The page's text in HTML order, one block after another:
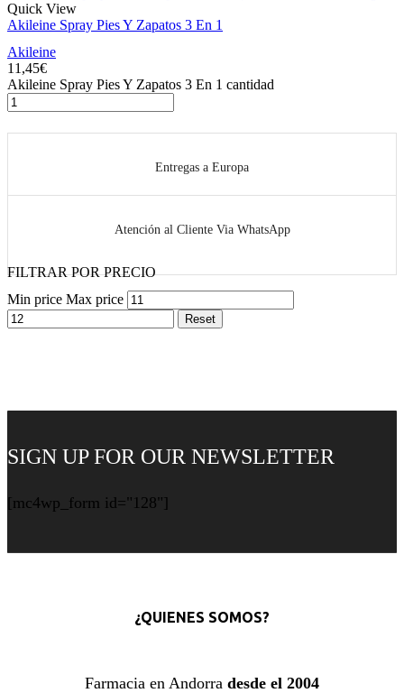
Quick View
Akileine Spray Pies Y Zapatos 3 En 1
Akileine
11,45€
Akileine Spray Pies Y Zapatos 3 En 1 cantidad
Entregas a Europa
Atención al Cliente Via WhatsApp
FILTRAR POR PRECIO
Min price Max price
Reset
SIGN UP FOR OUR NEWSLETTER
[mc4wp_form id="128"]
¿QUIENES SOMOS?
Farmacia en Andorra desde el 2004